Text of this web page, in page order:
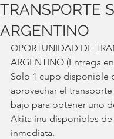
TRANSPORTE
ARGENTINO
OPORTUNIDAD DE
ARGENTINO (Entrega
Solo 1 cupo disponible
aprovechar el
bajo para obtener uno
Akita inu disponibles
inmediata.